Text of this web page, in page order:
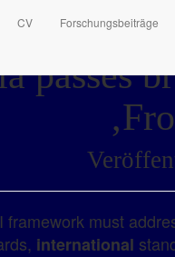
CV Forschungsbeiträge
passes
framework must
international